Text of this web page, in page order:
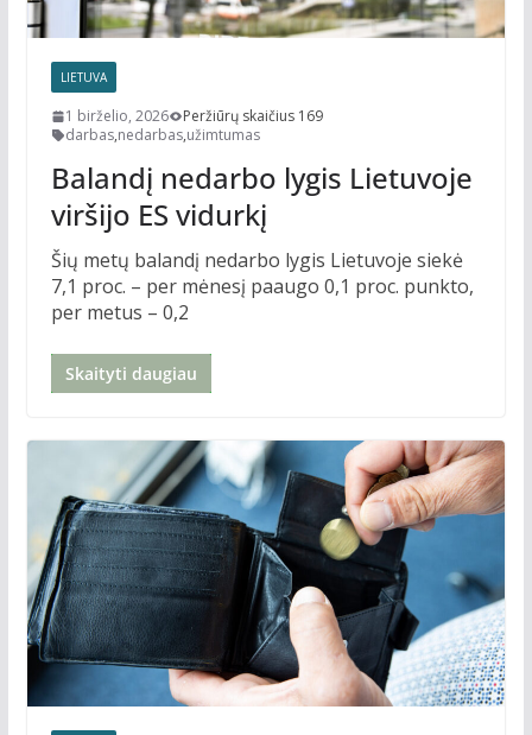
LIETUVA
1 birželio, 2026
Peržiūrų skaičius 169
darbas,nedarbas,užimtumas
Balandį nedarbo lygis Lietuvoje
viršijo ES vidurkį
Šių metų balandį nedarbo lygis Lietuvoje siekė
7,1 proc. – per mėnesį paaugo 0,1 proc. punkto,
per metus – 0,2
Skaityti daugiau